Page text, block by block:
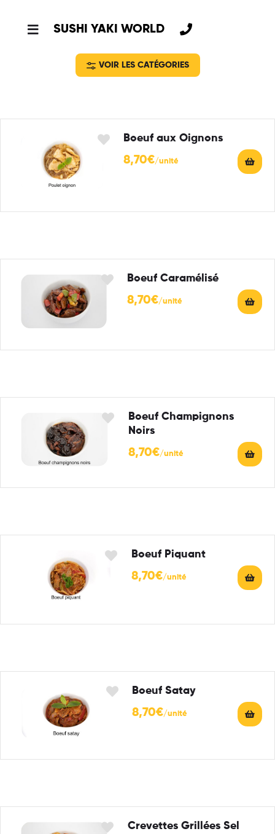
SUSHI YAKI WORLD
VOIR LES CATÉGORIES
Boeuf aux Oignons
8,70€
Boeuf Caramélisé
8,70€
Boeuf Champignons
Noirs
8,70€
Boeuf Piquant
8,70€
Boeuf Satay
8,70€
Crevettes Grillées Sel